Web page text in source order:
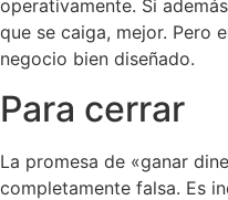
operativamente. Si
que se caiga, mejor. Pero
negocio bien diseñado.
Para cerrar
La promesa de «ganar
completamente falsa. Es